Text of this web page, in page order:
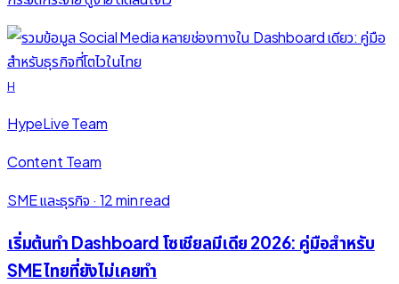
H
HypeLive Team
Content Team
SME และธุรกิจ · 12 min read
เริ่มต้นทำ Dashboard โซเชียลมีเดีย 2026: คู่มือสำหรับ
SME ไทยที่ยังไม่เคยทำ